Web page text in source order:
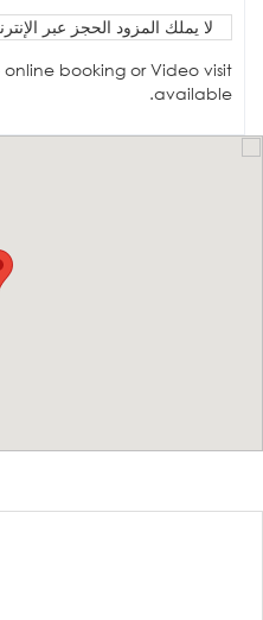
لا يملك المزود الحجز عبر
booking or Video visit
available.